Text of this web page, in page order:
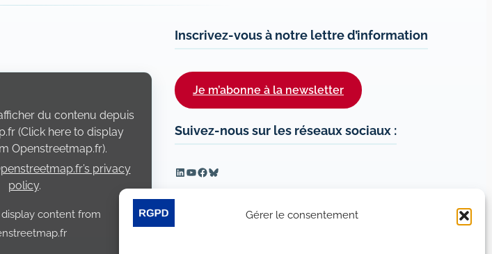
Gérer le consentement
du contenu depuis
(Click here to display
Openstreetmap.fr).
privacy
policy.
content from
Inscrivez-vous à notre lettre d’information
Je m’abonne à la newsletter
Suivez-nous sur les réseaux sociaux :
LinkedIn
YouTube
Facebook
Bluesky